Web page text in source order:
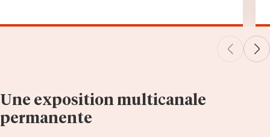
Une exposition multicanale
permanente